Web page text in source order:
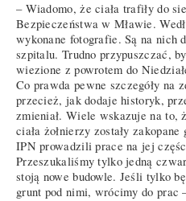
– Wiadomo, że ciała trafiły do
Bezpieczeństwa w Mławie.
wykonane fotografie. Są na nich
szpitalu. Trudno przypuszczać,
wiezione z powrotem do
Co prawda pewne szczegóły na
przecież, jak dodaje historyk,
zmieniał. Wiele wskazuje na to,
ciała żołnierzy zostały
IPN prowadzili prace na jej
Przeszukaliśmy tylko jedną
stoją nowe budowle. Jeśli tylko
grunt pod nimi, wrócimy do prac